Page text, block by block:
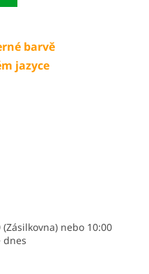
barvě
jazyce
nebo 10:00
dnes